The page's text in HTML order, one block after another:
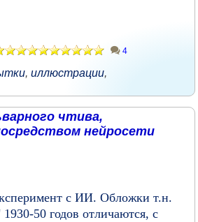
4
, иллюстрации,
чтива,
нейросети
с ИИ. Обложки т.н.
1930-50 годов отличаются, с